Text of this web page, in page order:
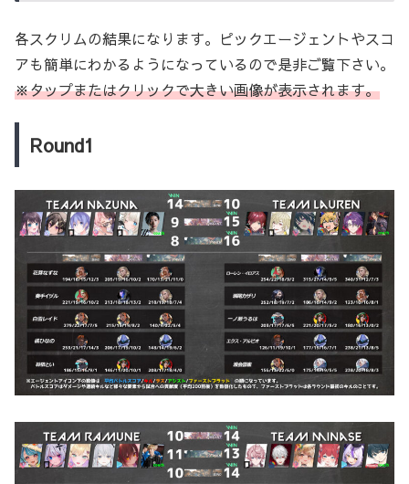
各スクリムの結果になります。ピックエージェントやスコ
アも簡単にわかるようになっているので是非ご覧下さい。
※タップまたはクリックで大きい画像が表示されます。
Round1